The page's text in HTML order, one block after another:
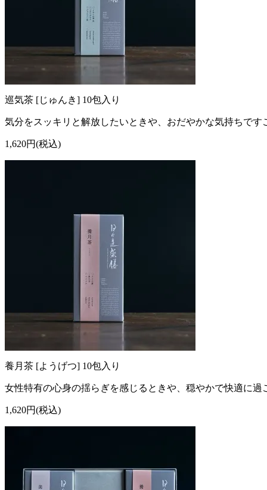
巡気茶 [じゅんき] 10包入り
気分をスッキリと解放したいときや、おだやかな気持ちです
1,620円(税込)
養月茶 [ようげつ] 10包入り
女性特有の心身の揺らぎを感じるときや、穏やかで快適に過
1,620円(税込)